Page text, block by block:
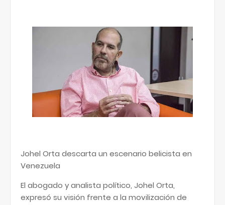
Johel Orta descarta un escenario belicista en
Venezuela
El abogado y analista político, Johel Orta,
expresó su visión frente a la movilización de